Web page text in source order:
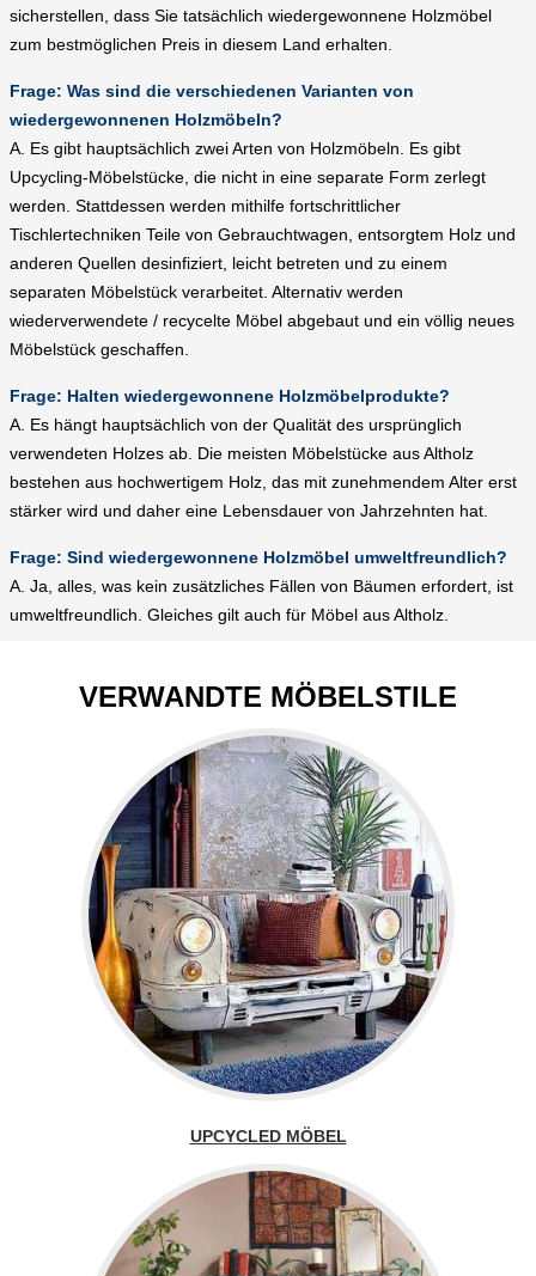
sicherstellen, dass Sie tatsächlich wiedergewonnene Holzmöbel
zum bestmöglichen Preis in diesem Land erhalten.
Frage: Was sind die verschiedenen Varianten von
wiedergewonnenen Holzmöbeln?
A. Es gibt hauptsächlich zwei Arten von Holzmöbeln. Es gibt
Upcycling-Möbelstücke, die nicht in eine separate Form zerlegt
werden. Stattdessen werden mithilfe fortschrittlicher
Tischlertechniken Teile von Gebrauchtwagen, entsorgtem Holz und
anderen Quellen desinfiziert, leicht betreten und zu einem
separaten Möbelstück verarbeitet. Alternativ werden
wiederverwendete / recycelte Möbel abgebaut und ein völlig neues
Möbelstück geschaffen.
Frage: Halten wiedergewonnene Holzmöbelprodukte?
A. Es hängt hauptsächlich von der Qualität des ursprünglich
verwendeten Holzes ab. Die meisten Möbelstücke aus Altholz
bestehen aus hochwertigem Holz, das mit zunehmendem Alter erst
stärker wird und daher eine Lebensdauer von Jahrzehnten hat.
Frage: Sind wiedergewonnene Holzmöbel umweltfreundlich?
A. Ja, alles, was kein zusätzliches Fällen von Bäumen erfordert, ist
umweltfreundlich. Gleiches gilt auch für Möbel aus Altholz.
VERWANDTE MÖBELSTILE
UPCYCLED MÖBEL